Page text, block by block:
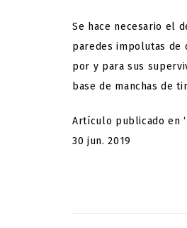
Se hace necesario el
paredes impolutas de
por y para sus
base de manchas de
Artículo publicado en ‘
30 jun. 2019